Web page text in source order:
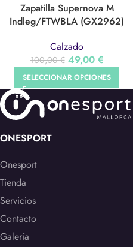
Zapatilla Supernova M
Indleg/FTWBLA (GX2962)
Calzado
100,00€ 49,00 €
SELECCIONAR OPCIONES
ONESPORT
Onesport
Tienda
Servicios
Contacto
Galería